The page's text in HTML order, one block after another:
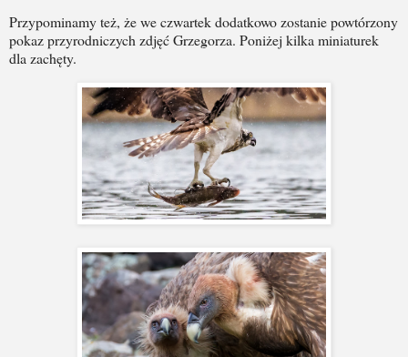
Przypominamy też, że we czwartek dodatkowo zostanie powtórzony
pokaz przyrodniczych zdjęć Grzegorza. Poniżej kilka miniaturek
dla zachęty.